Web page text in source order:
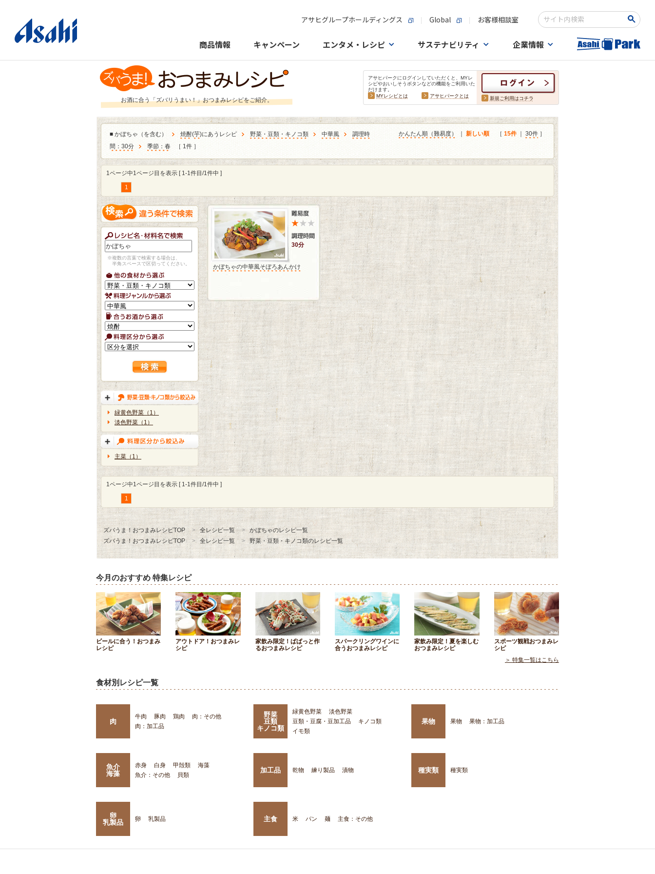
アサヒグループホールディングス Global お客様相談室
検索キーワード入力
商品情報 キャンペーン エンタメ・レシピ サステナビリティ 企業情報
お酒に合う「ズバリうまい！」おつまみレシピをご紹介。
アサヒパークにログインしていただくと、MYレ
シピやおいしそうボタンなどの機能をご利用いた
だけます。
MYレシピとは
アサヒパークとは 新規ご利用はコチラ
■ かぼちゃ（を含む） 焼酎(芋)にあうレシピ 野菜・豆類・キノコ類 中華風
調理時
間：30分
季節：春 ［ 1件 ］
かんたん順（難易度） 新しい順 ［ 15件｜ 30件 ］
1ページ中1ページ目を表示 [ 1-1件目/1件中 ]
1
※複数の言葉で検索する場合は、
半角スペースで区切ってください。
緑黄色野菜（1）
淡色野菜（1）
主菜（1）
30分
かぼちゃの中華風そぼろあんかけ
1ページ中1ページ目を表示 [ 1-1件目/1件中 ]
1
ズバうま！おつまみレシピTOP 全レシピ一覧
かぼちゃのレシピ一覧
ズバうま！おつまみレシピTOP
全レシピ一覧 野菜・豆類・キノコ類のレシピ一覧
今月のおすすめ 特集レシピ
ビールに合う！おつまみ
レシピ
アウトドア！おつまみレ
シピ
家飲み限定！ぱぱっと作
るおつまみレシピ
スパークリングワインに
合うおつまみレシピ
家飲み限定！夏を楽しむ
おつまみレシピ
スポーツ観戦おつまみレ
シピ
＞ 特集一覧はこちら
食材別レシピ一覧
肉
牛肉 豚肉 鶏肉
肉：その他
肉：加工品
野菜
豆類
キノコ類
緑黄色野菜
淡色野菜
豆類・豆腐・豆加工品
キノコ類
イモ類
果物 果物 果物：加工品
魚介
海藻
赤身 白身 甲殻類
海藻
魚介：その他
貝類
加工品 乾物 練り製品 漬物 種実類 種実類
卵
乳製品
卵 乳製品 主食 米 パン 麺 主食：その他